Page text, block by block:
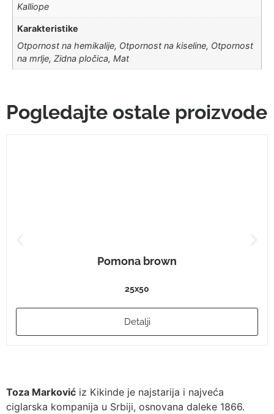
Kalliope
Karakteristike
Otpornost na hemikalije, Otpornost na kiseline, Otpornost
na mrlje, Zidna pločica, Mat
Pogledajte ostale proizvode
Pomona brown
25x50
Detalji
Toza Marković iz Kikinde je najstarija i najveća
ciglarska kompanija u Srbiji, osnovana daleke 1866.